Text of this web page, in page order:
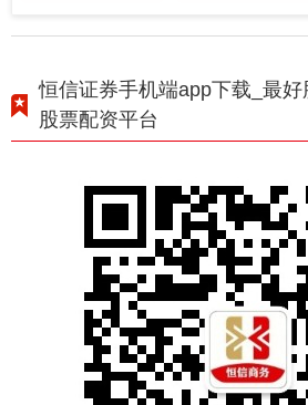
恒信证券手机端app下载_最
股票配资平台